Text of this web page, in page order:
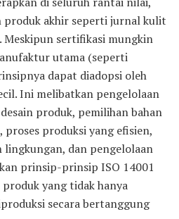
produk akhir seperti jurnal kulit
Meskipun sertifikasi mungkin
utama (seperti
dapat diadopsi oleh
Ini melibatkan pengelolaan
produk, pemilihan bahan
produksi yang efisien,
lingkungan, dan pengelolaan
prinsip-prinsip ISO 14001
yang tidak hanya
secara bertanggung